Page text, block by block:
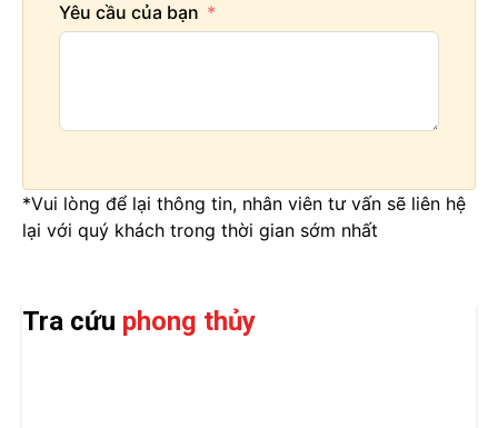
Yêu cầu của bạn
*Vui lòng để lại thông tin, nhân viên tư vấn sẽ liên hệ
lại với quý khách trong thời gian sớm nhất
Tra cứu phong thủy